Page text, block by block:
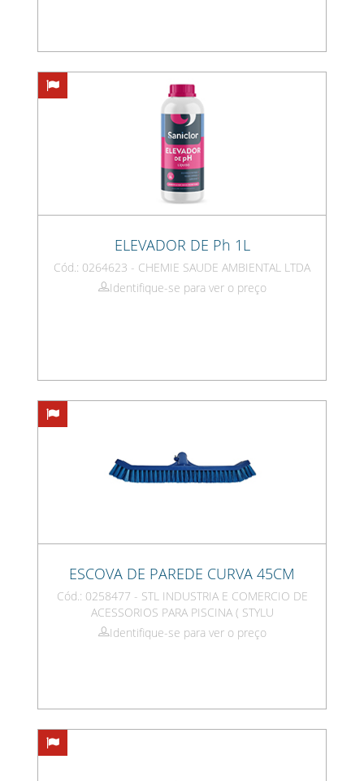
ELEVADOR DE Ph 1L
Cód.: 0264623 - CHEMIE SAUDE AMBIENTAL LTDA
Identifique-se para ver o preço
ESCOVA DE PAREDE CURVA 45CM
Cód.: 0258477 - STL INDUSTRIA E COMERCIO DE
ACESSORIOS PARA PISCINA ( STYLU
Identifique-se para ver o preço